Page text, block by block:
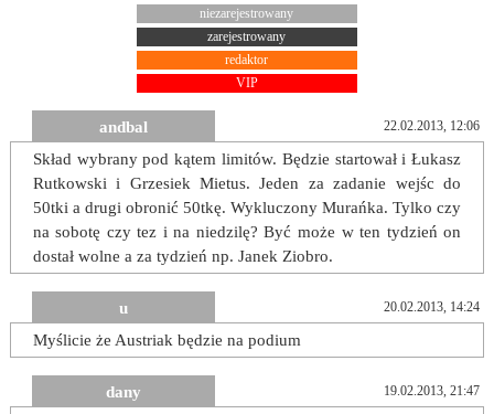
niezarejestrowany
zarejestrowany
redaktor
VIP
andbal 22.02.2013, 12:06
Skład wybrany pod kątem limitów. Będzie startował i Łukasz
Rutkowski i Grzesiek Mietus. Jeden za zadanie wejśc do
50tki a drugi obronić 50tkę. Wykluczony Murańka. Tylko czy
na sobotę czy tez i na niedzilę? Być może w ten tydzień on
dostał wolne a za tydzień np. Janek Ziobro.
u 20.02.2013, 14:24
Myślicie że Austriak będzie na podium
dany 19.02.2013, 21:47